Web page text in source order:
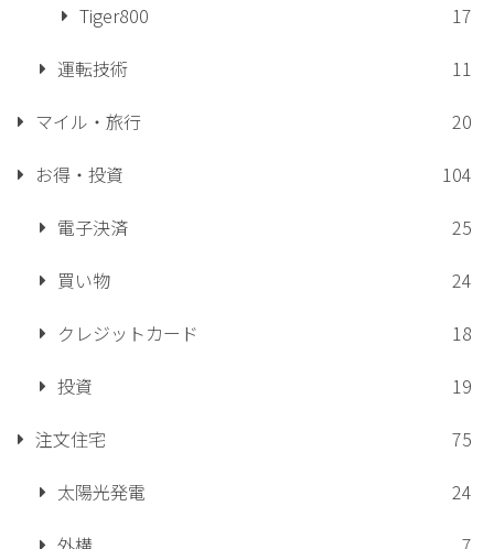
Tiger800
17
運転技術
11
マイル・旅行
20
お得・投資
104
電子決済
25
買い物
24
クレジットカード
18
投資
19
注文住宅
75
太陽光発電
24